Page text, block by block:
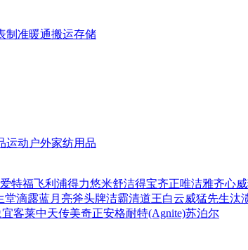
制准暖通搬运存储
运动户外家纺用品
爱特福飞利浦得力悠米舒洁得宝齐正唯洁雅齐心
堂滴露蓝月亮斧头牌洁霸清道王白云威猛先生汰
宜客莱中天传美奇正安格耐特(Agnite)苏泊尔